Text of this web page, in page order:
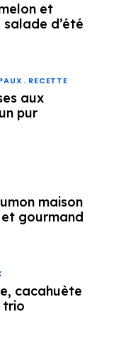
et
d’été
RECETTE
aux
pur
maison
et gourmand
cacahuète
trio